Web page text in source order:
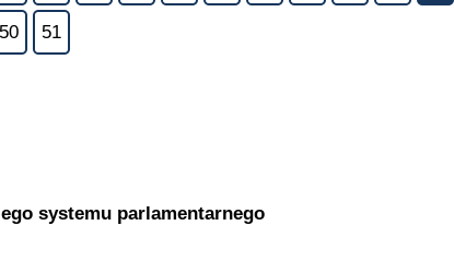
50 51
systemu parlamentarnego